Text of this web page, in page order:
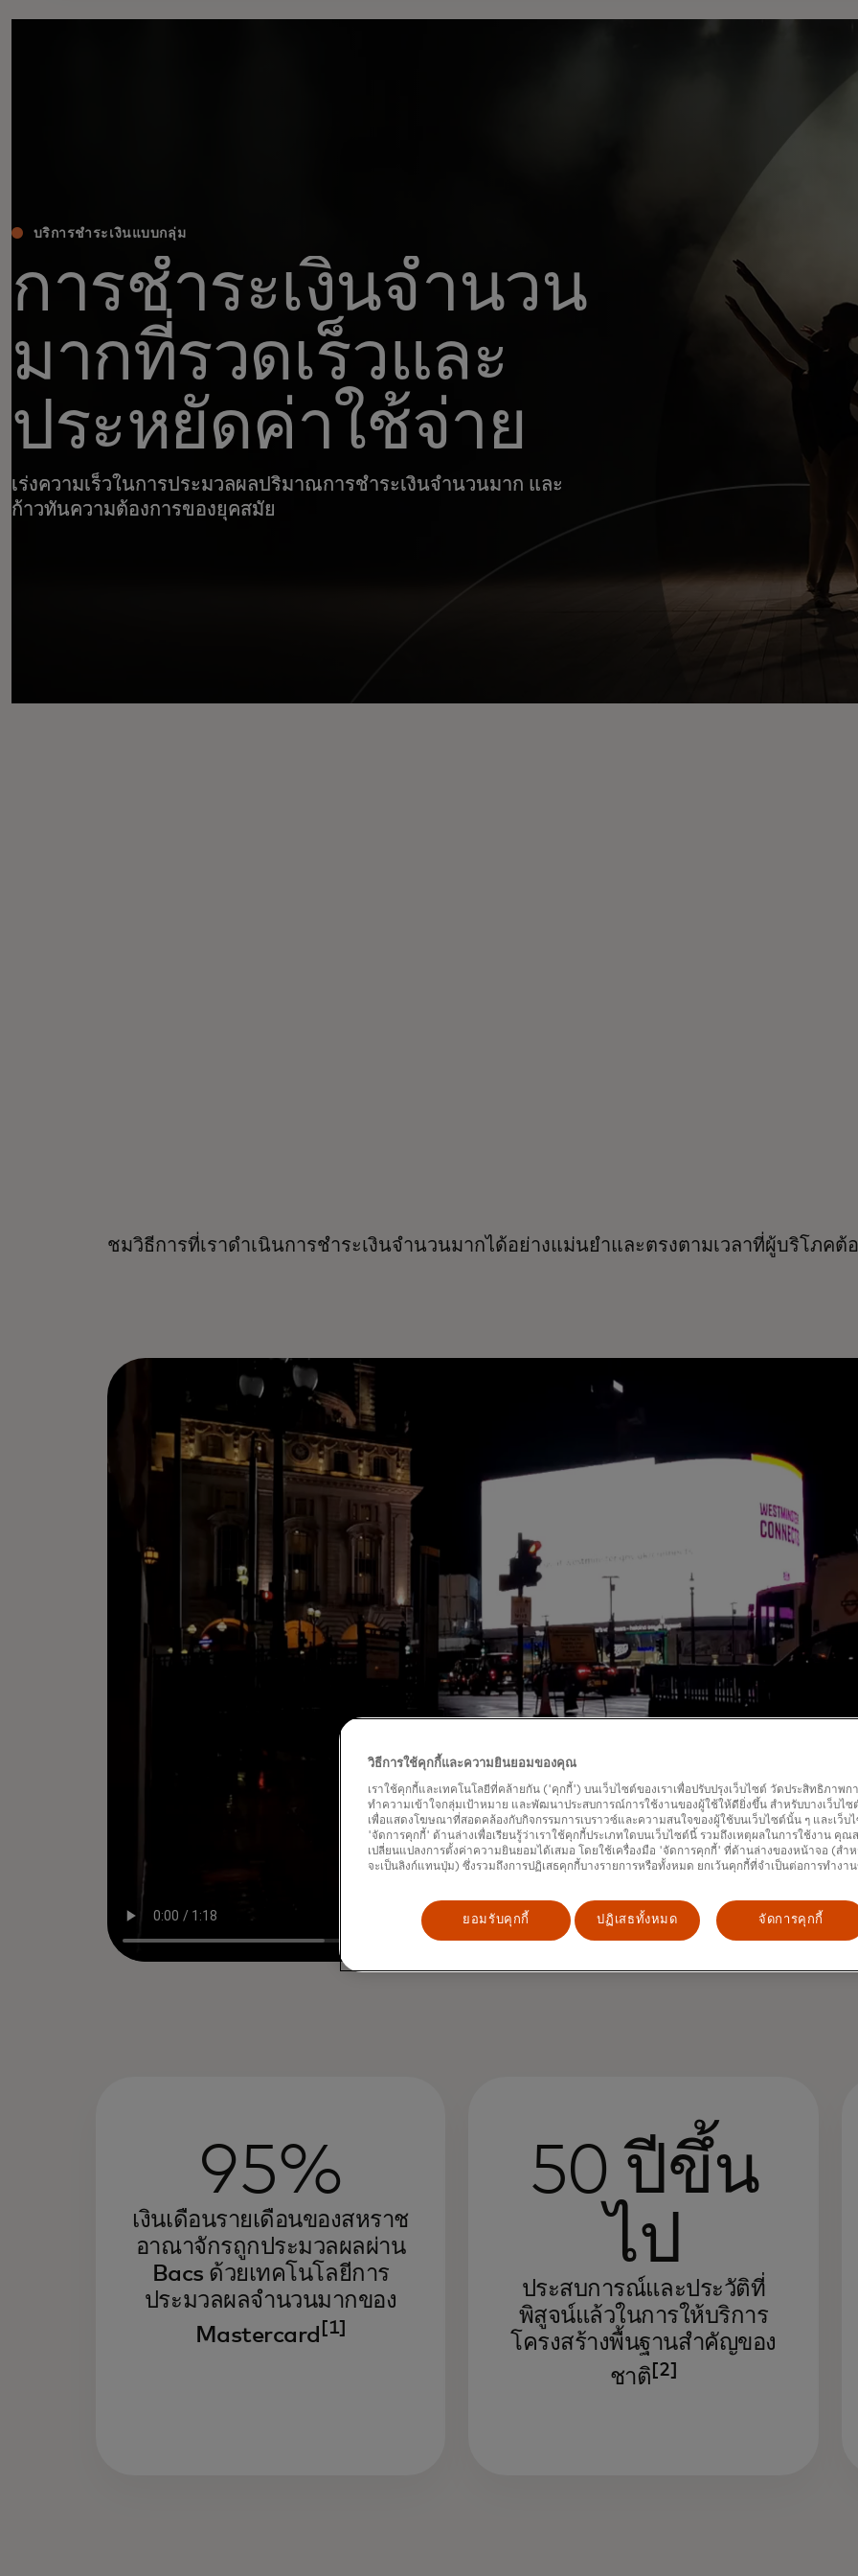
บริการชำระเงินแบบกลุ่ม
การชำระเงินจำนวน
มากที่รวดเร็วและ
ประหยัดค่าใช้จ่าย
เร่งความเร็วในการประมวลผลปริมาณการชำระเงินจำนวนมาก และ
ก้าวทันความต้องการของยุคสมัย
ชมวิธีการที่เราดำเนินการชำระเงินจำนวนมากได้อย่างแม่นยำและตรงตามเวลาที่ผู้บริโภคต้
95%
เงินเดือนรายเดือนของสหราช
อาณาจักรถูกประมวลผลผ่าน
Bacs ด้วยเทคโนโลยีการ
ประมวลผลจำนวนมากของ
Mastercard [1]
50 ปีขึ้น
ไป
ประสบการณ์และประวัติที่
พิสูจน์แล้วในการให้บริการ
โครงสร้างพื้นฐานสำคัญของ
ชาติ [2]
วิธีการใช้คุกกี้และความยินยอมของคุณ
เราใช้คุกกี้และเทคโนโลยีที่คล้ายกัน ('คุกกี้') บนเว็บไซต์ของเราเพื่อปรับปรุงเว็บไซต์ วัดประสิทธิภาพก
ทำความเข้าใจกลุ่มเป้าหมาย และพัฒนาประสบการณ์การใช้งานของผู้ใช้ให้ดียิ่งขึ้น สำหรับบางเว็บไซ
เพื่อแสดงโฆษณาที่สอดคล้องกับกิจกรรมการเบราวซ์และความสนใจของผู้ใช้บนเว็บไซต์นั้น ๆ และเว็บ
'จัดการคุกกี้' ด้านล่างเพื่อเรียนรู้ว่าเราใช้คุกกี้ประเภทใดบนเว็บไซต์นี้ รวมถึงเหตุผลในการใช้งาน คุณ
เปลี่ยนแปลงการตั้งค่าความยินยอมได้เสมอ โดยใช้เครื่องมือ 'จัดการคุกกี้' ที่ด้านล่างของหน้าจอ (สำห
จะเป็นลิงก์แทนปุ่ม) ซึ่งรวมถึงการปฏิเสธคุกกี้บางรายการหรือทั้งหมด ยกเว้นคุกกี้ที่จำเป็นต่อการทำงาน
ยอมรับคุกกี้ ปฏิเสธทั้งหมด จัดการคุกกี้